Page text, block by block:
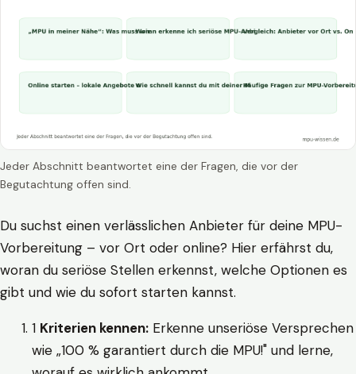
Jeder Abschnitt beantwortet eine der Fragen, die vor der
Begutachtung offen sind.
Du suchst einen verlässlichen Anbieter für deine MPU-
Vorbereitung – vor Ort oder online? Hier erfährst du,
woran du seriöse Stellen erkennst, welche Optionen es
gibt und wie du sofort starten kannst.
1 Kriterien kennen: Erkenne unseriöse Versprechen
wie „100 % garantiert durch die MPU!" und lerne,